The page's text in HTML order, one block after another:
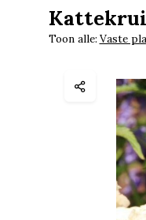
Toon alle: Vaste